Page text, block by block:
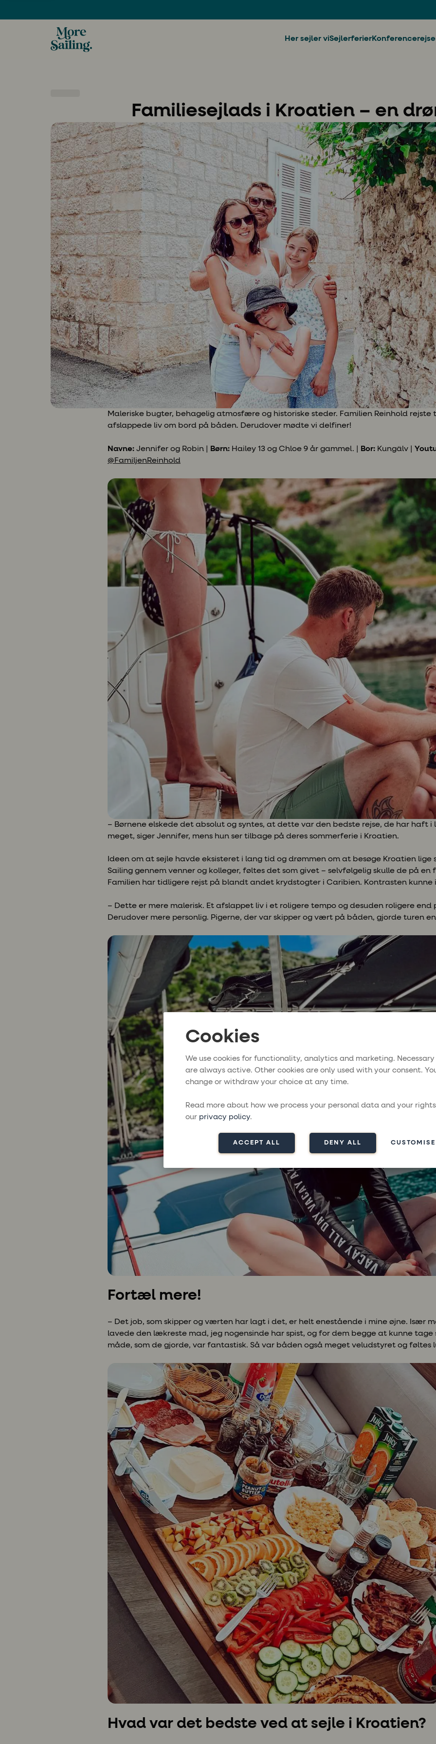
Cookies
We use cookies for functionality, analytics and marketing. Necessary
are always active. Other cookies are only used with your consent.
change or withdraw your choice at any time.
Read more about how we process your personal data and your
our privacy policy.
ACCEPT ALL DENY ALL CUSTOMISE
Her sejler viSejlerferierKonferencerejse
Familiesejlads i Kroatien – en
Maleriske bugter, behagelig atmosfære og historiske steder. Familien Reinhold rejste
afslappede liv om bord på båden. Derudover mødte vi delfiner!
Navne:Jennifer og Robin | Børn:Hailey 13 og Chloe 9 år gammel. | Bor:Kungälv |
@FamiljenReinhold
– Børnene elskede det absolut og syntes, at dette var den bedste rejse, de har haft i
meget, siger Jennifer, mens hun ser tilbage på deres sommerferie i Kroatien.
Ideen om at sejle havde eksisteret i lang tid og drømmen om at besøge Kroatien lige
Sailing gennem venner og kolleger, føltes det som givet – selvfølgelig skulle de på en
Familien har tidligere rejst på blandt andet krydstogter i Caribien. Kontrasten
– Dette er mere malerisk. Et afslappet liv i et roligere tempo og desuden roligere end
Derudover mere personlig. Pigerne, der var skipper og vært på båden, gjorde turen
Fortæl mere!
– Det job, som skipper og værten har lagt i det, er helt enestående i mine øjne. Især
lavede den lækreste mad, jeg nogensinde har spist, og for dem begge at kunne
måde, som de gjorde, var fantastisk. Så var båden også meget veludstyret og føltes
Hvad var det bedste ved at sejle i Kroatien?